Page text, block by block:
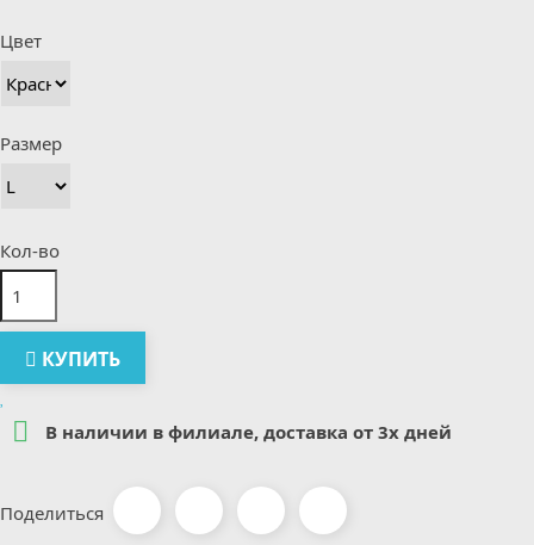
Цвет
Размер
Кол-во
КУПИТЬ
 В наличии в филиале, доставка от 3х дней
Поделиться